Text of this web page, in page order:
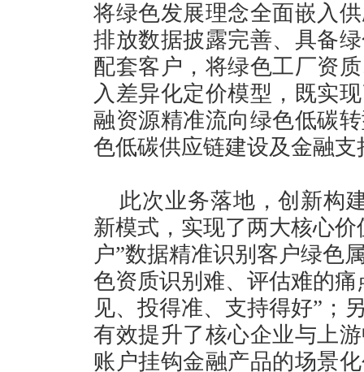
将绿色发展理念全面嵌入
排放数据披露完善、具备
配套客户，将绿色工厂资
入差异化定价模型，既实
融资源精准流向绿色低碳
色低碳供应链建设及金融
此次业务落地，创新构
新模式，实现了两大核心
户”数据精准识别客户绿色
色资质识别难、评估难的
见、投得准、支持得好”；
有效提升了核心企业与上
账户挂钩金融产品的场景